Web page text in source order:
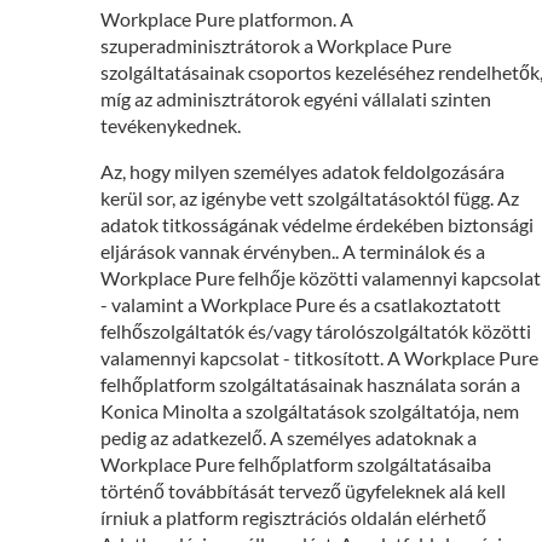
Workplace Pure platformon. A
szuperadminisztrátorok a Workplace Pure
szolgáltatásainak csoportos kezeléséhez rendelhetők,
míg az adminisztrátorok egyéni vállalati szinten
tevékenykednek.
Az, hogy milyen személyes adatok feldolgozására
kerül sor, az igénybe vett szolgáltatásoktól függ. Az
adatok titkosságának védelme érdekében biztonsági
eljárások vannak érvényben.. A terminálok és a
Workplace Pure felhője közötti valamennyi kapcsolat
- valamint a Workplace Pure és a csatlakoztatott
felhőszolgáltatók és/vagy tárolószolgáltatók közötti
valamennyi kapcsolat - titkosított. A Workplace Pure
felhőplatform szolgáltatásainak használata során a
Konica Minolta a szolgáltatások szolgáltatója, nem
pedig az adatkezelő. A személyes adatoknak a
Workplace Pure felhőplatform szolgáltatásaiba
történő továbbítását tervező ügyfeleknek alá kell
írniuk a platform regisztrációs oldalán elérhető